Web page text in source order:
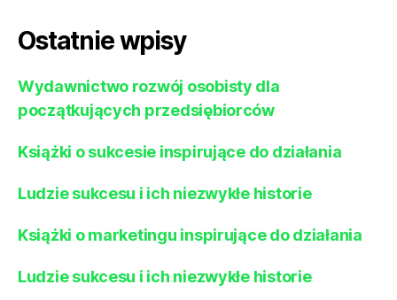
Ostatnie wpisy
Wydawnictwo rozwój osobisty dla
początkujących przedsiębiorców
Książki o sukcesie inspirujące do działania
Ludzie sukcesu i ich niezwykłe historie
Książki o marketingu inspirujące do działania
Ludzie sukcesu i ich niezwykłe historie